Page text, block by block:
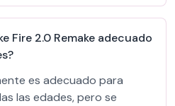
Fire 2.0 Remake adecuado
es adecuado para
las edades, pero se